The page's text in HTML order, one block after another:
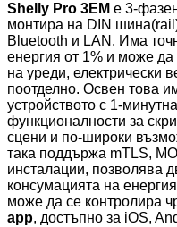
Shelly Pro 3EM е 3-
монтира на DIN
Bluetooth и LAN. Има
енергия от 1% и може
на уреди, електрически
поотделно. Освен това
устройството с 1-
функционалности за
сцени и по-широки
така поддържа mTLS,
инсталации, позволява
консумацията на
може да се контролира
app, достъпно за iOS,